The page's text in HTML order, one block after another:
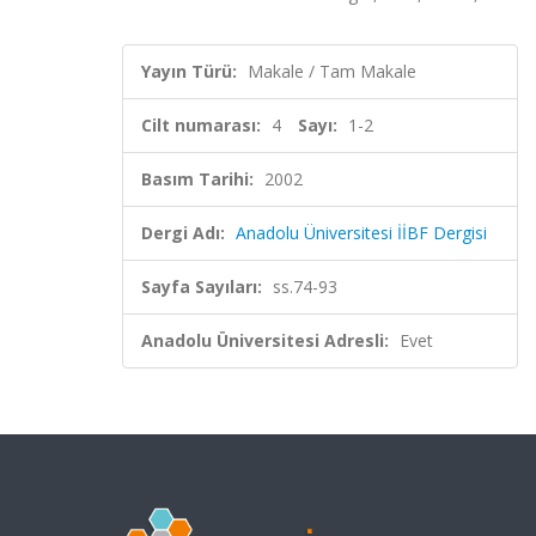
Yayın Türü: Makale / Tam Makale
Cilt numarası: 4 Sayı: 1-2
Basım Tarihi: 2002
Dergi Adı: Anadolu Üniversitesi İİBF Dergisi
Sayfa Sayıları: ss.74-93
Anadolu Üniversitesi Adresli: Evet